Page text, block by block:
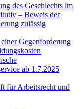
des Geschlechts im
– Beweis der
zulässig
Gegenforderung
ab 1.7.2025
für Arbeitsrecht und